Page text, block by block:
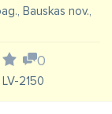
Bauskas nov.,
0
2150